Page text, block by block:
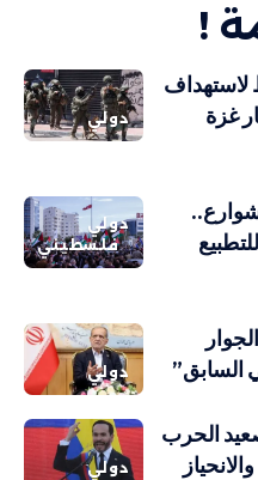
!
دولي
لاستهداف
غزة
دولي
فلسطيني
دولي
السابق”
دولي
الحرب